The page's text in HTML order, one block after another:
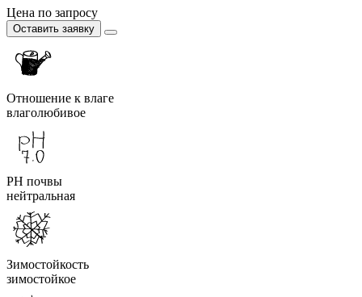
Цена по запросу
Оставить заявку
Отношение к влаге
влаголюбивое
PH почвы
нейтральная
Зимостойкость
зимостойкое